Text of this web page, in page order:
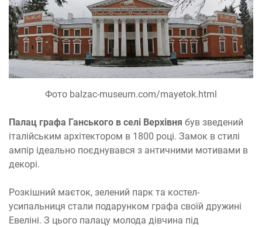
Фото balzac-museum.com/mayetok.html
Палац графа Ганського в селі Верхівня був зведений
італійським архітектором в 1800 році. Замок в стилі
ампір ідеально поєднувався з античними мотивами в
декорі.
Розкішний маєток, зелений парк та костел-
усипальниця стали подарунком графа своїй дружині
Евеліні. З цього палацу молода дівчина під